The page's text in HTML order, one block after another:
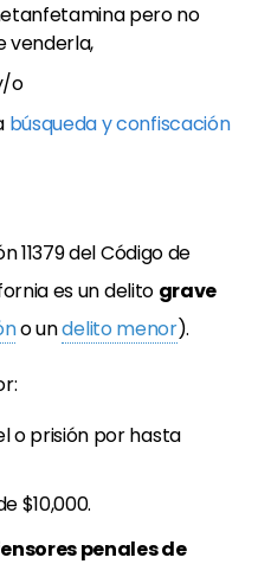
pero no
venderla,
o
búsqueda y confiscación
11379 del Código de
es un delito grave
o undelito menor).
o prisión por hasta
$10,000.
penales de